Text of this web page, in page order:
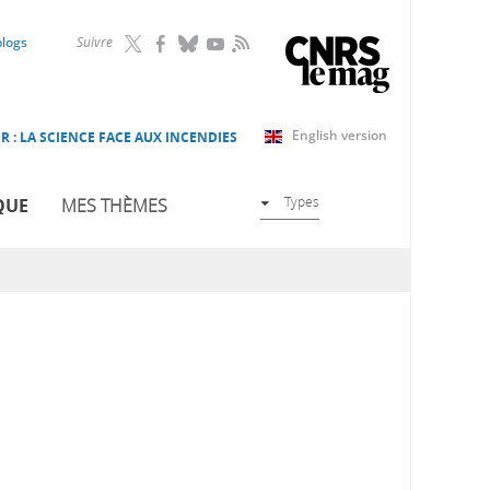
Suivre RSS
English version
: LA SCIENCE FACE AUX INCENDIES
MES THÈMES Types